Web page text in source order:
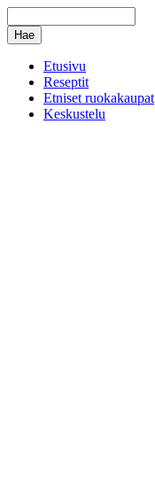
Etusivu
Reseptit
Etniset ruokakaupat
Keskustelu